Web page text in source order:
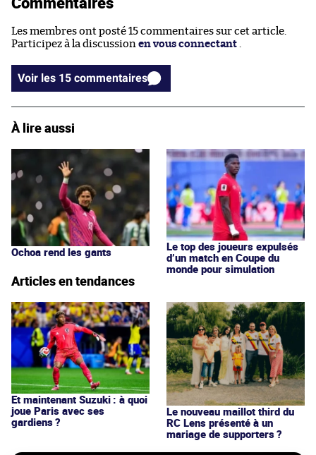
Les membres ont posté 15 commentaires sur cet article.
Participez à la discussion en vous connectant
Voir les 15 commentaires
À lire aussi
Ochoa rend les gants
Le top des joueurs expulsés
d’un match en Coupe du
monde pour simulation
Articles en tendances
Et maintenant Suzuki : à quoi
joue Paris avec ses
gardiens ?
Le nouveau maillot third du
RC Lens présenté à un
mariage de supporters ?